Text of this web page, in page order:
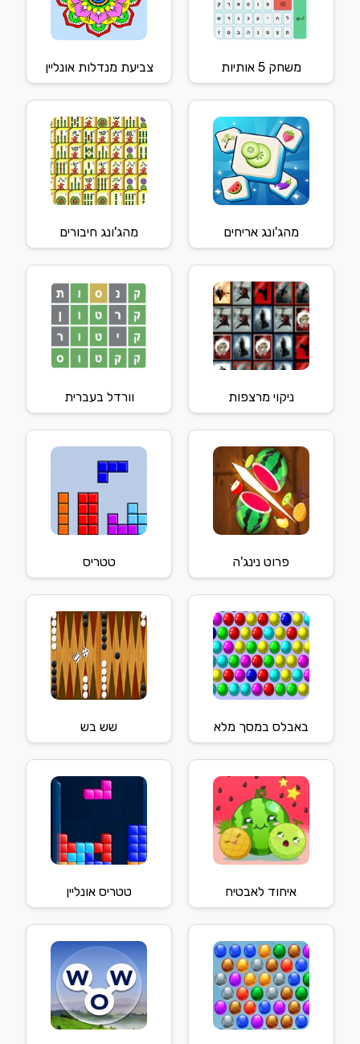
משחק 5 אותיות צביעת מנדלות אונליין
מהג'ונג אריחים מהג'ונג חיבורים
ניקוי מרצפות וורדל בעברית
פרוט נינג'ה טטריס
באבלס במסך מלא שש בש
איחוד לאבטיח טטריס אונליין